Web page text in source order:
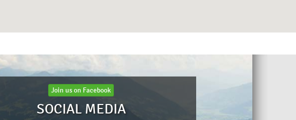
Join us on Facebook
SOCIAL MEDIA